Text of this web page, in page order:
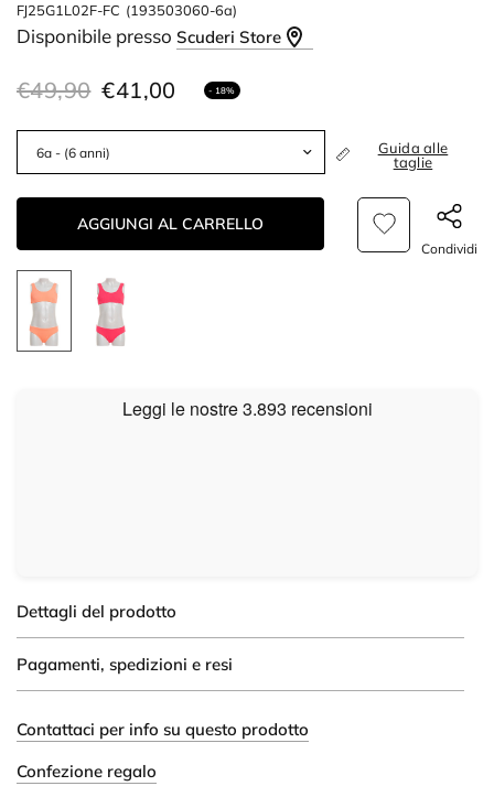
FJ25G1L02F-FC (193503060-6a)
Disponibile pressoScuderi Store
€49,90 €41,00 - 18%
Guida alle
taglie
AGGIUNGI AL CARRELLO
Condividi
Dettagli del prodotto
Pagamenti, spedizioni e resi
Contattaci per info su questo prodotto
Confezione regalo